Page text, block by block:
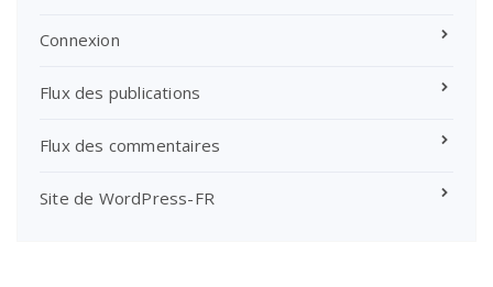
Connexion
Flux des publications
Flux des commentaires
Site de WordPress-FR